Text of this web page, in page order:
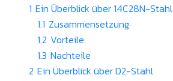
1 Ein Überblick über 14C28N-Stahl
1.1 Zusammensetzung
1.2 Vorteile
1.3 Nachteile
2 Ein Überblick über D2-Stahl